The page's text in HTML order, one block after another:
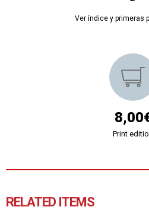
Ver índice y primeras
Print
RELATED ITEMS